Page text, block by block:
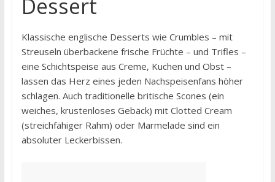
Dessert
Klassische englische Desserts wie Crumbles – mit
Streuseln überbackene frische Früchte – und Trifles –
eine Schichtspeise aus Creme, Kuchen und Obst –
lassen das Herz eines jeden Nachspeisenfans höher
schlagen. Auch traditionelle britische Scones (ein
weiches, krustenloses Gebäck) mit Clotted Cream
(streichfähiger Rahm) oder Marmelade sind ein
absoluter Leckerbissen.